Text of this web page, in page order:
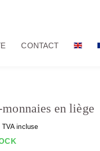
CONTACT
en liège
TVA incluse